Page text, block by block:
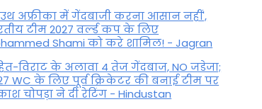
अफ्रीका में गेंदबाजी करना आसान नहीं',
टीम 2027 वर्ल्‍ड कप के लिए
Shami को करे शामिल! - Jagran
विराट के अलावा 4 तेज गेंदबाज, NO जडेजा;
WC के लिए पूर्व क्रिकेटर की बनाई टीम पर
चोपड़ा ने दी रेटिंग - Hindustan